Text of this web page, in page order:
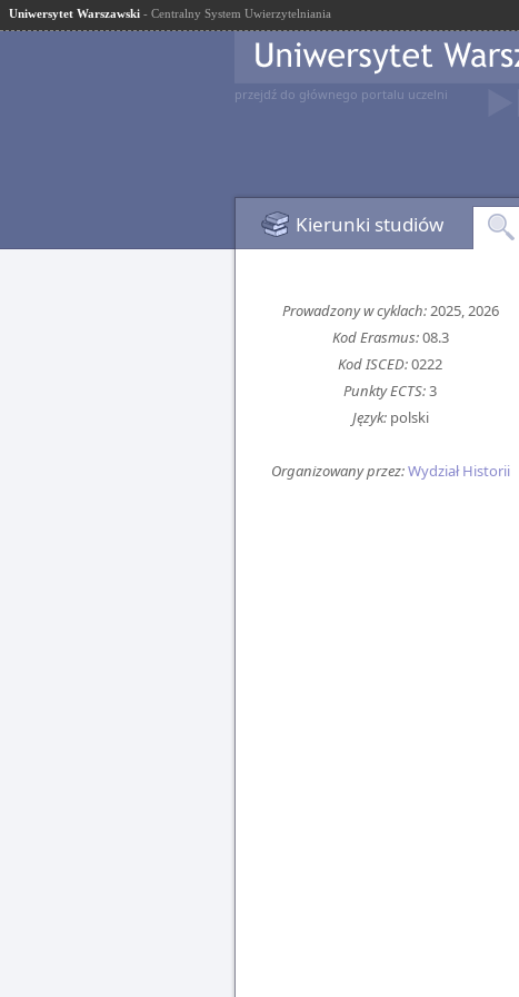
Uniwersytet Warszawski - Centralny System Uwierzytelniania
przejdź do głównego portalu uczelni
Kierunki studiów
Prowadzony w cyklach:2025, 2026
Kod Erasmus:08.3
Kod ISCED:0222
Punkty ECTS:3
Język:polski
Organizowany przez:Wydział Historii